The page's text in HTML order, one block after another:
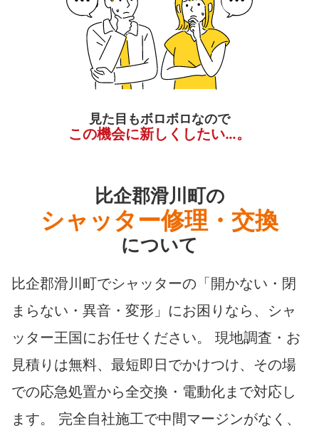
見た目もボロボロなので
この機会に新しくしたい…。
比企郡滑川町の
シャッター修理・交換
について
比企郡滑川町でシャッターの「開かない・閉
まらない・異音・変形」にお困りなら、シャ
ッター王国にお任せください。 現地調査・お
見積りは無料、最短即日でかけつけ、その場
での応急処置から全交換・電動化まで対応し
ます。 完全自社施工で中間マージンがなく、